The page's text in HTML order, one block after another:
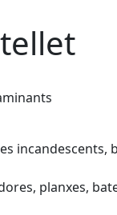
incandescents,
planxes,